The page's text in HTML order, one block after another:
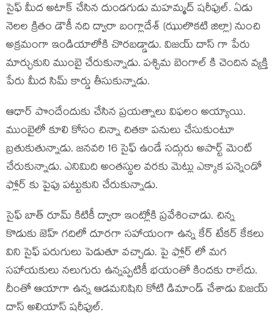
సైఫ్ మీద అటాక్ చేసిన దుండగుడు మహమ్మద్ షరీఫుల్. ఏడు
నెలల క్రితం డౌకీ నది ద్వారా బంగ్లాదేశ్ (ఝులొకటి జిల్లా) నుంచి
అక్రమంగా ఇండియాలోకి చొరబడ్డాడు. విజయ్ దాస్ గా పేరు
మార్చుకుని ముంబై చేరుకున్నాడు. పశ్చిమ బెంగాల్ కి చెందిన వ్యక్తి
పేరు మీద సిమ్ కార్డు తీసుకున్నాడు.
ఆధార్ పొందేందుకు చేసిన ప్రయత్నాలు విఫలం అయ్యాయి.
ముంబైలో కూలి కోసం చిన్నా చితకా పనులు చేసుకుంటూ
బ్రతుకుతున్నాడు. జనవరి 16 సైఫ్ ఉండే సద్గురు అపార్ట్ మెంట్
చేరుకున్నాడు. ఎనిమిది అంతస్థుల వరకు మెట్లు ఎక్కాక పన్నెండో
ఫ్లోర్ కు పైపు పట్టుకుని చేరుకున్నాడు.
సైఫ్ బాత్ రూమ్ కిటికీ ద్వారా ఇంట్లోకి ప్రవేశించాడు. చిన్న
కొడుకు జెహ్ గదిలో దూరగా సహాయంగా ఉన్న కేర్ టేకర్ కేకలు
విని సైఫ్ పరుగులు పెడుతూ వచ్చాడు. పై ఫ్లోర్ లో మగ
సహాయకులు నలుగురు ఉన్నప్పటికీ భయంతో కిందకు రాలేదు.
దీంతో ఆయాగా ఉన్న ఆడమనిషిని కోటి డిమాండ్ చేశాడు విజయ్
దాస్ అలియాస్ షరీఫుల్.